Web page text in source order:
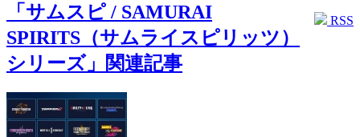
RSS
「サムスピ / SAMURAI
SPIRITS（サムライスピリッツ）
シリーズ」関連記事